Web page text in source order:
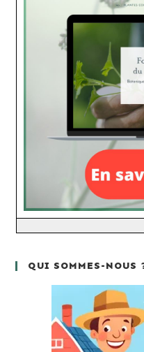
QUI SOMMES-NOUS